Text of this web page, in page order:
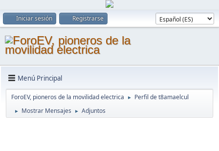
Iniciar sesión Registrarse
Menú Principal
ForoEV, pioneros de la movilidad electrica ► Perfil de t8amaelcul
► Mostrar Mensajes ► Adjuntos